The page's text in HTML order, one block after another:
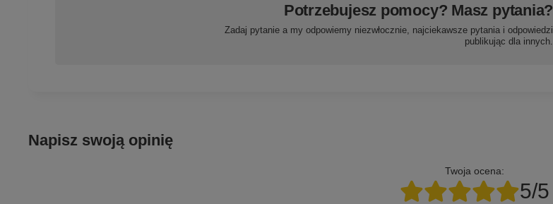
Potrzebujesz pomocy? Masz pytania?
Zadaj pytanie a my odpowiemy niezwłocznie, najciekawsze pytania i odpowiedzi
publikując dla innych.
Napisz swoją opinię
Twoja ocena:
5/5